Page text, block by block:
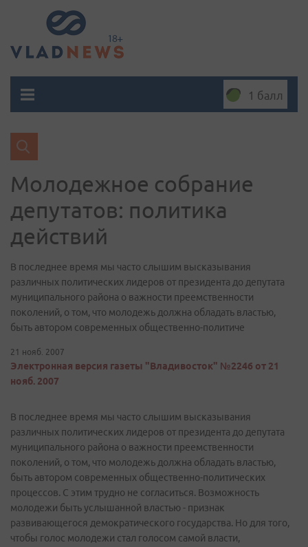
1 балл
Молодежное собрание
депутатов: политика
действий
В последнее время мы часто слышим высказывания
различных политических лидеров от президента до депутата
муниципального района о важности преемственности
поколений, о том, что молодежь должна обладать властью,
быть автором современных общественно-политиче
21 нояб. 2007
Электронная версия газеты "Владивосток" №2246 от 21
нояб. 2007
В последнее время мы часто слышим высказывания
различных политических лидеров от президента до депутата
муниципального района о важности преемственности
поколений, о том, что молодежь должна обладать властью,
быть автором современных общественно-политических
процессов. С этим трудно не согласиться. Возможность
молодежи быть услышанной властью - признак
развивающегося демократического государства. Но для того,
чтобы голос молодежи стал голосом самой власти,